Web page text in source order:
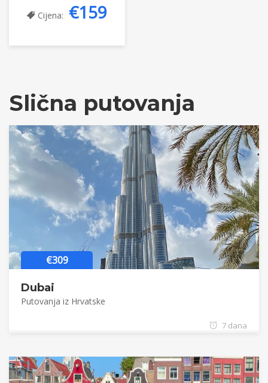
Cijena: €159
Slična putovanja
€309
Dubai
Putovanja iz Hrvatske
7 dana